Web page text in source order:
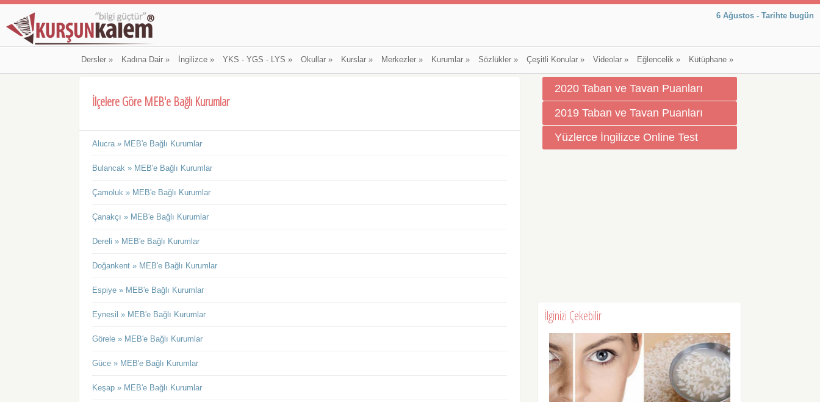
6 Ağustos - Tarihte bugün
Dersler» Kadına Dair» İngilizce» YKS - YGS - LYS » Okullar» Kurslar» Merkezler» Kurumlar» Sözlükler» Çeşitli Konular» Videolar» Eğlencelik» Kütüphane»
İlçelere Göre MEB'e Bağlı Kurumlar
Alucra » MEB'e Bağlı Kurumlar
Bulancak » MEB'e Bağlı Kurumlar
Çamoluk » MEB'e Bağlı Kurumlar
Çanakçı » MEB'e Bağlı Kurumlar
Dereli » MEB'e Bağlı Kurumlar
Doğankent » MEB'e Bağlı Kurumlar
Espiye » MEB'e Bağlı Kurumlar
Eynesil » MEB'e Bağlı Kurumlar
Görele » MEB'e Bağlı Kurumlar
Güce » MEB'e Bağlı Kurumlar
Keşap » MEB'e Bağlı Kurumlar
2020 Taban ve Tavan Puanları
2019 Taban ve Tavan Puanları
Yüzlerce İngilizce Online Test
İlginizi Çekebilir